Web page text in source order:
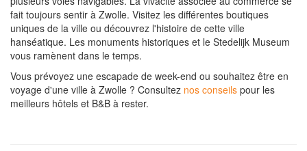
fait toujours sentir à Zwolle. Visitez les différentes boutiques
uniques de la ville ou découvrez l'histoire de cette ville
hanséatique. Les monuments historiques et le Stedelijk Museum
vous ramènent dans le temps.
Vous prévoyez une escapade de week-end ou souhaitez être en
voyage d'une ville à Zwolle ? Consultez nos conseils pour les
meilleurs hôtels et B&B à rester.